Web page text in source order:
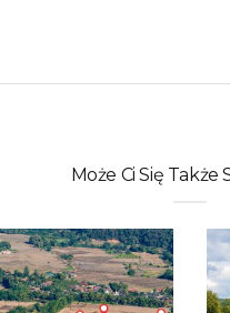
Może Ci Się Także